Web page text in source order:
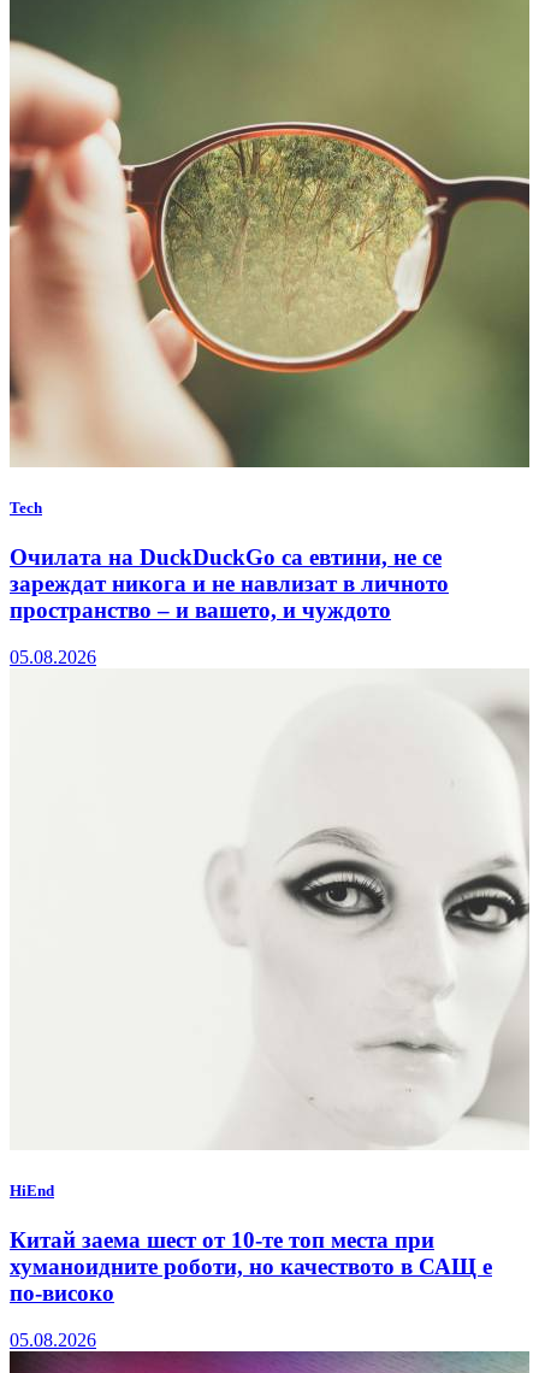
Tech
Очилата на DuckDuckGo са евтини, не се
зареждат никога и не навлизат в личното
пространство – и вашето, и чуждото
05.08.2026
HiEnd
Китай заема шест от 10-те топ места при
хуманоидните роботи, но качеството в САЩ е
по-високо
05.08.2026